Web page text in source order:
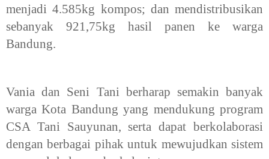
menjadi 4.585kg kompos; dan mendistribusikan
sebanyak 921,75kg hasil panen ke warga
Bandung.
Vania dan Seni Tani berharap semakin banyak
warga Kota Bandung yang mendukung program
CSA Tani Sauyunan, serta dapat berkolaborasi
dengan berbagai pihak untuk mewujudkan sistem